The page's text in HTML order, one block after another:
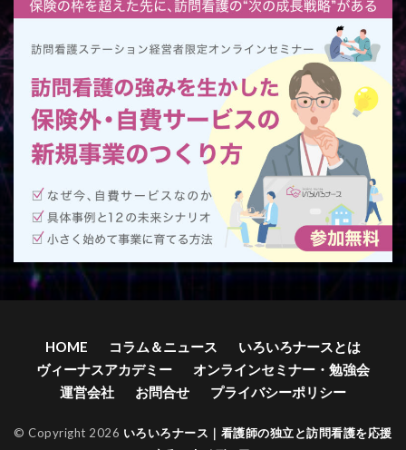
HOME コラム＆ニュース
いろいろナースとは
ヴィーナスアカデミー
オンラインセミナー・勉強会
運営会社
お問合せ プライバシーポリシー
© Copyright 2026 いろいろナース｜看護師の独立と訪問看護を応援